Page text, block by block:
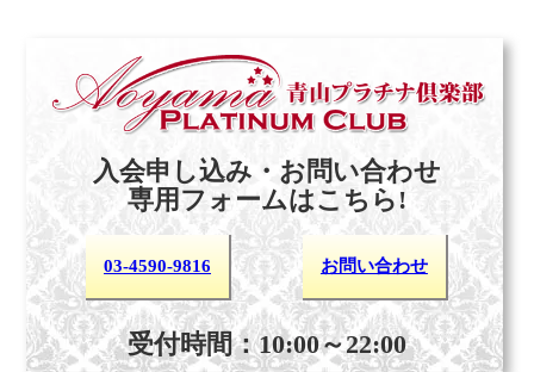
入会申し込み・お問い合わせ
専用フォームはこちら!
03-4590-9816 お問い合わせ
受付時間：10:00～22:00